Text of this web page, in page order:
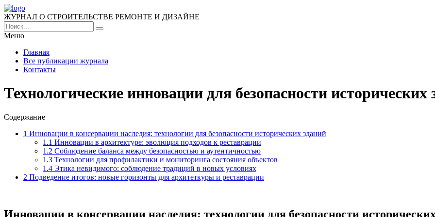
ЖУРНАЛ О СТРОИТЕЛЬСТВЕ РЕМОНТЕ И ДИЗАЙНЕ
Меню
Главная
Все публикации журнала
Контакты
Технологические инновации для безопасности исторических
Содержание
1 Инновации в консервации наследия: технологии для безопасности исторических зданий
1.1 Инновации в архитектуре: эволюция подходов к реставрации
1.2 Соблюдение баланса между безопасностью и аутентичностью
1.3 Технологии для профилактики и мониторинга состояния объектов
1.4 Этика невидимого: соблюдение традиций в новых условиях
2 Подведение итогов: новые горизонты для архитеткуры и реставрации
Инновации в консервации наследия: технологии для безопасности